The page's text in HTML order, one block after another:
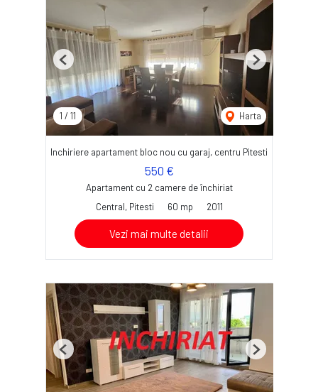
1 / 11 Harta
Previous Next
Inchiriere apartament bloc nou cu garaj, centru Pitesti
550 €
Apartament cu 2 camere de închiriat
Central, Pitesti
60 mp 2011
Vezi mai multe detalii
Previous Next